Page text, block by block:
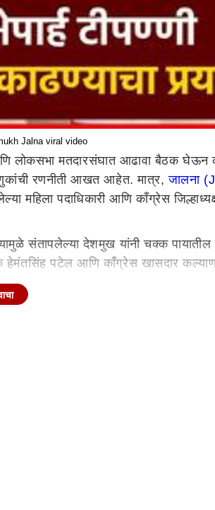
Jalna viral video
लोकसभा मतदारसंघात आढावा बैठक
रणनीती आखत आहेत. मात्र,जालना
महिला पदाधिकारी आणि काँग्रेस
संतापलेल्या देशमुख यांनी चक्क
हेमंतसिंह पटेल आणि काँग्रेस खासदार कल्याण
पदाधिकारी नंदा पवार आणि काँग्रेस